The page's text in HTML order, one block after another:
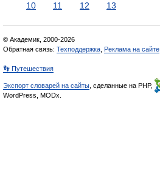
10
11 12 13
© Академик, 2000-2026
Обратная связь: Техподдержка Реклама на сайте
👣 Путешествия
Экспорт словарей на сайты , сделанные на PHP,
WordPress, MODx.